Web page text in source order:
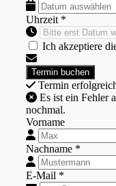
Uhrzeit *
Ich akzeptiere
Termin
nochmal.
Vorname
Nachname *
E-Mail *